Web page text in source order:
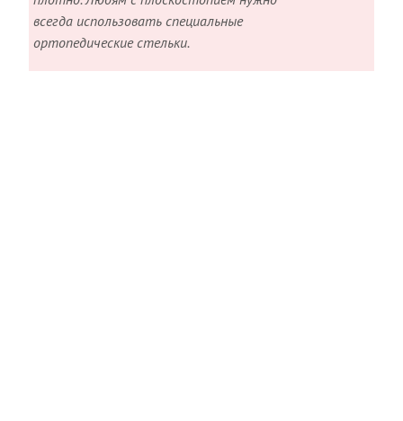
всегда использовать специальные
ортопедические стельки.